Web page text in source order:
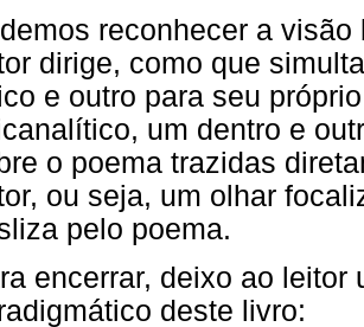
reconhecer a
dirige, como que
e outro para seu
um dentro e
o poema trazidas
ou seja, um olhar
pelo poema.
encerrar, deixo ao
deste livro: